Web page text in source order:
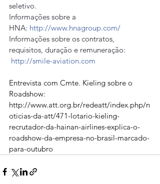
seletivo.
Informações sobre a
HNA: http://www.hnagroup.com/
Informações sobre os contratos,
requisitos, duração e remuneração:
http://smile-aviation.com
Entrevista com Cmte. Kieling sobre o
Roadshow:
http://www.att.org.br/redeatt/index.php/n
oticias-da-att/471-lotario-kieling-
recrutador-da-hainan-airlines-explica-o-
roadshow-da-empresa-no-brasil-marcado-
para-outubro